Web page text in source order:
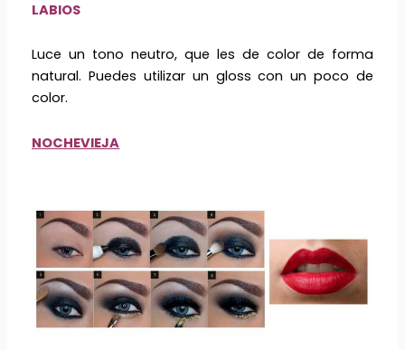
LABIOS
Luce un tono neutro, que les de color de forma
natural. Puedes utilizar un gloss con un poco de
color.
NOCHEVIEJA